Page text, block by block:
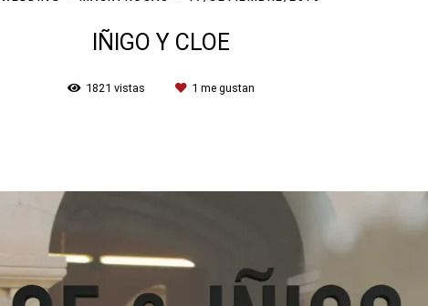
IÑIGO Y CLOE
1821 vistas 1 me gustan